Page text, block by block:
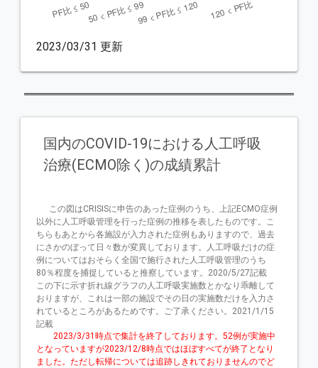
2023/03/31 更新
国内のCOVID-19における人工呼吸
治療(ECMO除く)の成績累計
以外に人工呼吸管理を行った症例の推移を表したものです。こ
ちらもあとから各施設が入力された症例もありますので、過去
にさかのぼって日々数が変異しております。人工呼吸だけの症
例についてはおそらく全国で施行された人工呼吸管理のうち
80％程度を捕捉していると推察しています。2020/5/27記載
この下に示す折れ線グラフの人工呼吸実施数とかなり乖離して
おりますが、これは一部の施設でその日の実施数だけを入力さ
れているところがあるためです。ご了承ください。2021/1/15
記載
となっていますが2023/12/8時点ではほぼすべてが終了となり
ました。ただし転帰については追跡しきれておりませんのでど